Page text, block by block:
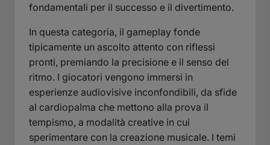
fondamentali per il successo e il divertimento.
In questa categoria, il gameplay fonde
tipicamente un ascolto attento con riflessi
pronti, premiando la precisione e il senso del
ritmo. I giocatori vengono immersi in
esperienze audiovisive inconfondibili, da sfide
al cardiopalma che mettono alla prova il
tempismo, a modalità creative in cui
sperimentare con la creazione musicale. I temi